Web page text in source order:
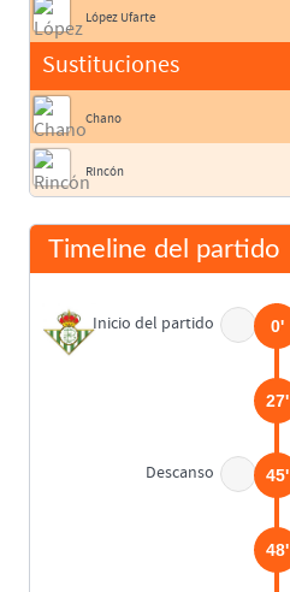
López Ufarte
Sustituciones
Chano
Rincón
Timeline del partido
Inicio del partido 0'
27'
Descanso 45'
48'